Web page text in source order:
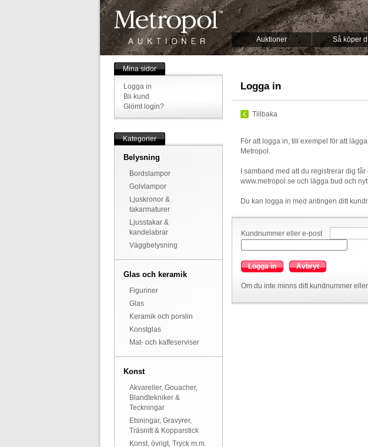
Auktioner Så köper
Mina sidor
Logga in
Bli kund
Glömt login?
Kategorier
Belysning
Bordslampor
Golvlampor
Ljuskronor &
takarmaturer
Ljusstakar &
kandelabrar
Väggbelysning
Glas och keramik
Figuriner
Glas
Keramik och porslin
Konstglas
Mat- och kaffeserviser
Konst
Akvareller, Gouacher,
Blandtekniker &
Teckningar
Etsningar, Gravyrer,
Träsnitt & Kopparstick
Konst, övrigt, Tryck m.m.
Logga in
Tillbaka
För att logga in, till exempel för att
Metropol.
I samband med att du registrerar dig
www.metropol.se och lägga bud och
Du kan logga in med antingen ditt
Kundnummer eller e-post
Logga in Avbryt
Om du inte minns ditt kundnummer